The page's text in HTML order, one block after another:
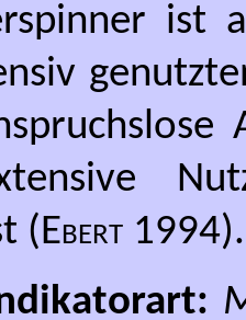
ist
(Ebert 1994).